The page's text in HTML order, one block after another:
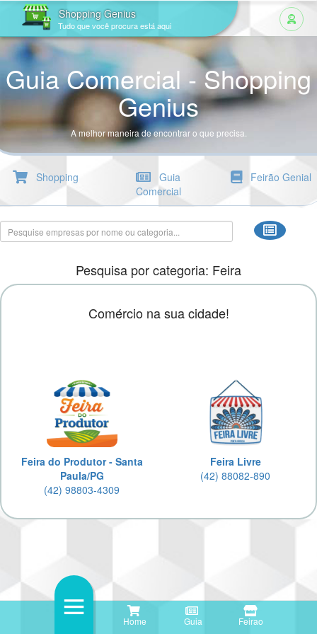
Shopping Genius
Tudo que você procura está aqui
Home Guia Feirao
Guia Comercial - Shopping
Genius
A melhor maneira de encontrar o que precisa.
Shopping
Guia
Comercial
Feirão Genial
Pesquisa por categoria: Feira
Comércio na sua cidade!
Feira do Produtor - Santa
Paula/PG
(42) 98803-4309
Feira Livre
(42) 88082-890